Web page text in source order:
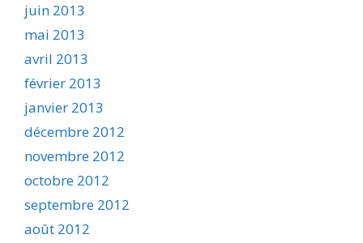
juin 2013
mai 2013
avril 2013
février 2013
janvier 2013
décembre 2012
novembre 2012
octobre 2012
septembre 2012
août 2012